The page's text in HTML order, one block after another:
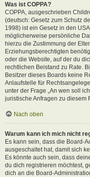
Was ist COPPA?
COPPA, ausgeschrieben
(deutsch: Gesetz zum Schutz
1998) ist ein Gesetz in den
möglicherweise persönliche
hierzu die Zustimmung der
Erziehungsberechtigten
oder die Website, auf der du
rechtlichen Beistand zu Rate.
Besitzer dieses Boards keine
Anlaufstelle für
unter der Frage „An wen soll
juristische Anfragen zu diesem
Nach oben
Warum kann ich mich nicht
Es kann sein, dass die Board-
ausgeschaltet hat, damit sich
Es könnte auch sein, dass
du dich registrieren möchtest,
dich an die Board-